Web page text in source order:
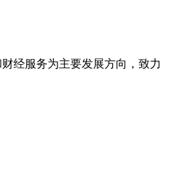
经服务为主要发展方向，致力